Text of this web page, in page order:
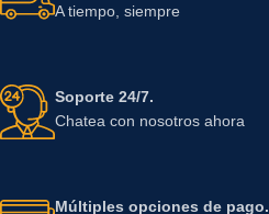
A tiempo, siempre
Soporte 24/7.
Chatea con nosotros ahora
Múltiples opciones de pago.